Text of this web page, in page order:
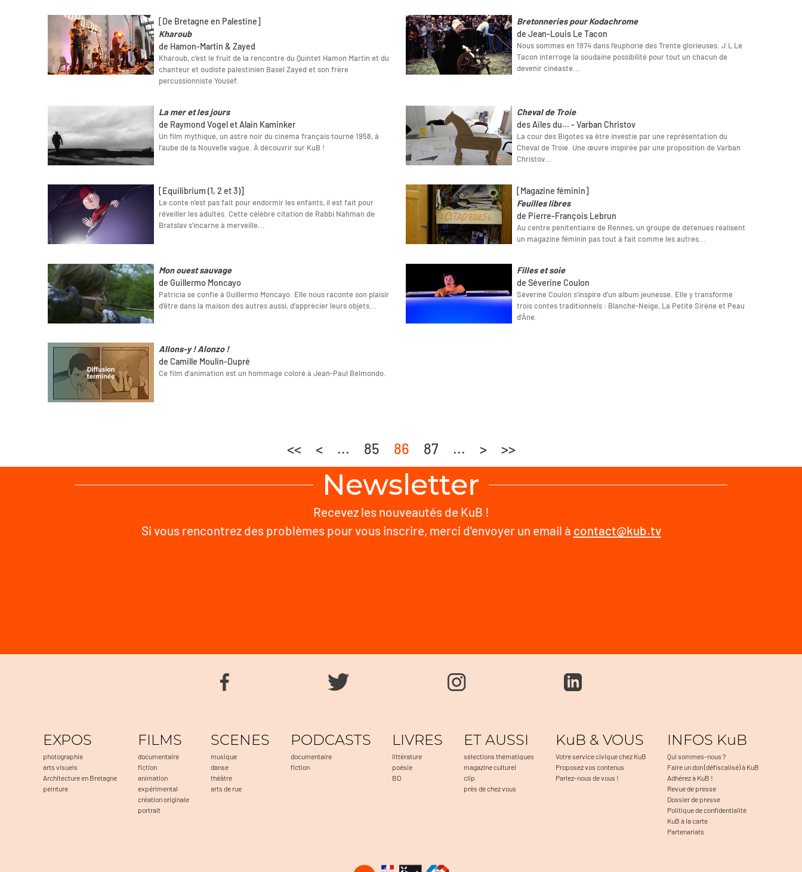
[De Bretagne en Palestine]
Kharoub
de Hamon-Martin & Zayed
Kharoub, c’est le fruit de la rencontre du Quintet Hamon Martin et du
chanteur et oudiste palestinien Basel Zayed et son frère
percussionniste Yousef.
Bretonneries pour Kodachrome
de Jean-Louis Le Tacon
Nous sommes en 1974 dans l’euphorie des Trente glorieuses. J.L Le
Tacon interroge la soudaine possibilité pour tout un chacun de
devenir cinéaste...
La mer et les jours
de Raymond Vogel et Alain Kaminker
Un film mythique, un astre noir du cinéma français tourné 1958, à
l’aube de la Nouvelle vague. À découvrir sur KuB !
Cheval de Troie
des Ailes du... - Varban Christov
La cour des Bigotes va être investie par une représentation du
Cheval de Troie. Une œuvre inspirée par une proposition de Varban
Christov...
[Equilibrium (1, 2 et 3)]
Le conte n'est pas fait pour endormir les enfants, il est fait pour
réveiller les adultes. Cette célèbre citation de Rabbi Nahman de
Bratslav s'incarne à merveille...
[Magazine féminin]
Feuilles libres
de Pierre-François Lebrun
Au centre pénitentiaire de Rennes, un groupe de détenues réalisent
un magazine féminin pas tout à fait comme les autres...
Mon ouest sauvage
de Guillermo Moncayo
Patricia se confie à Guillermo Moncayo. Elle nous raconte son plaisir
d’être dans la maison des autres aussi, d’apprécier leurs objets...
Filles et soie
de Séverine Coulon
Séverine Coulon s’inspire d’un album jeunesse. Elle y transforme
trois contes traditionnels : Blanche-Neige, La Petite Sirène et Peau
d'Âne.
Allons-y ! Alonzo !
de Camille Moulin-Dupré
Ce film d’animation est un hommage coloré à Jean-Paul Belmondo.
<< < ... 85 86 87 ... > >>
Newsletter
Recevez les nouveautés de KuB !
Si vous rencontrez des problèmes pour vous inscrire, merci d'envoyer un email à contact@kub.tv
EXPOS
photographie
arts visuels
Architecture en Bretagne
peinture
FILMS
documentaire
fiction
animation
expérimental
création originale
portrait
SCENES
musique
danse
théâtre
arts de rue
PODCASTS
documentaire
fiction
LIVRES
littérature
poésie
BD
ET AUSSI
sélections thématiques
magazine culturel
clip
près de chez vous
KuB & VOUS
Votre service civique chez KuB
Proposez vos contenus
Parlez-nous de vous !
INFOS KuB
Qui sommes-nous ?
Faire un don (défiscalisé) à KuB
Adhérez à KuB !
Revue de presse
Dossier de presse
Politique de confidentialité
KuB à la carte
Partenariats